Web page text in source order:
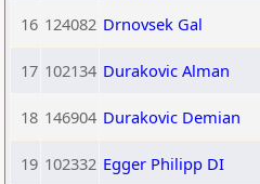
16 124082 Drnovsek Gal
17 102134 Durakovic Alman
18 146904 Durakovic Demian
19 102332 Egger Philipp DI